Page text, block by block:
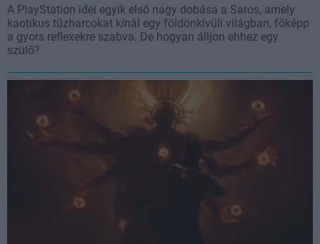
A PlayStation idei egyik első nagy dobása a Saros, amely
kaotikus tűzharcokat kínál egy földönkívüli világban, főképp
a gyors reflexekre szabva. De hogyan álljon ehhez egy
szülő?